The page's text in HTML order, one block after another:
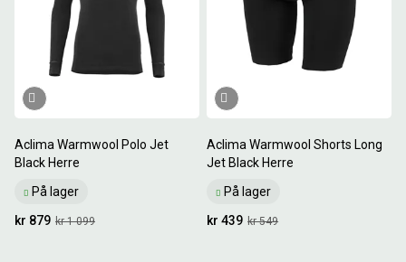
Aclima Warmwool Polo Jet
Black Herre
På lager
kr 1 099
kr 879
Aclima Warmwool Shorts Long
Jet Black Herre
På lager
kr 549
kr 439